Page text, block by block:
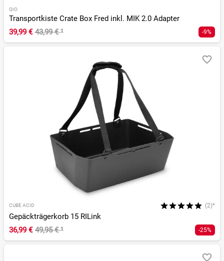
QIO
Transportkiste Crate Box Fred inkl. MIK 2.0 Adapter
39,99 € 43,99 €¹ -9%
CUBE ACID (2)*
Gepäckträgerkorb 15 RILink
36,99 € 49,95 €¹ -25%